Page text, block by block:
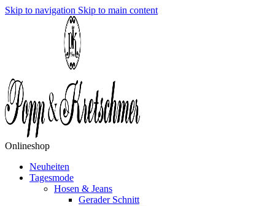
Skip to navigation Skip to main content
Onlineshop
Neuheiten
Tagesmode
Hosen & Jeans
Gerader Schnitt